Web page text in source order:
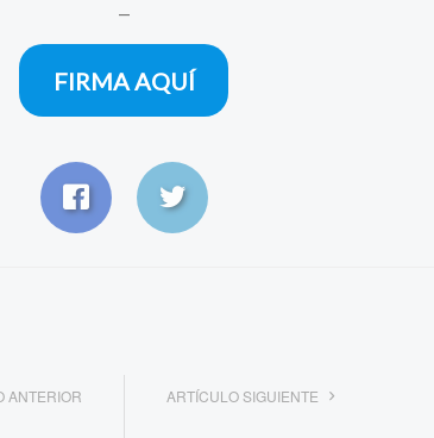
–
FIRMA AQUÍ
ANTERIOR ARTÍCULO SIGUIENTE